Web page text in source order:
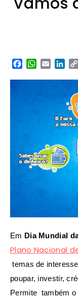
FacebookEmail
Em Dia Mundial
Plano Nacional
temas de
poupar, investir,
Permite também